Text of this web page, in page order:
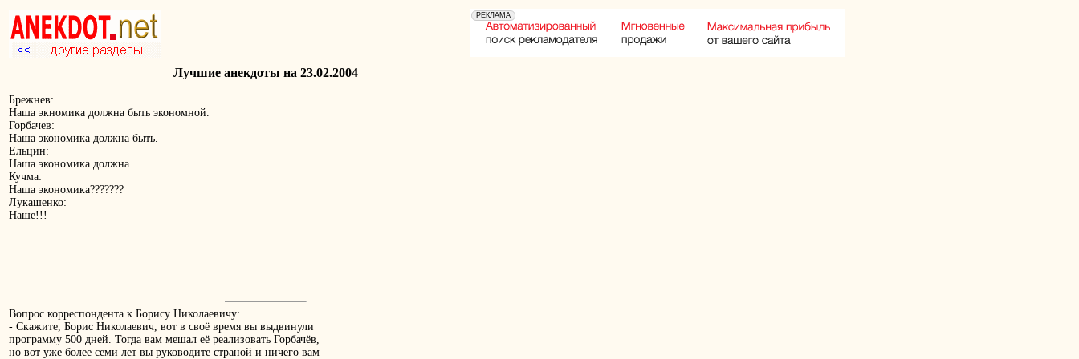
Лучшие анекдоты на 23.02.2004
Бpежнев:
Hаша экномика должна быть экономной.
Гоpбачев:
Hаша экономика должна быть.
Ельцин:
Hаша экономика должна...
Кучма:
Hаша экономика???????
Лукашенко:
Hаше!!!
Вопрос корреспондента к Борису Николаевичу:
- Скажите, Борис Николаевич, вот в своё время вы выдвинули
программу 500 дней. Тогда вам мешал её реализовать Горбачёв,
но вот уже более семи лет вы руководите страной и ничего вам